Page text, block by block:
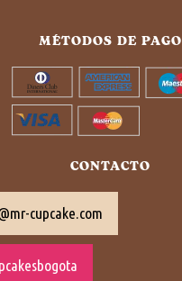
MÉTODOS DE PAGO
CONTACTO
cupcake.com